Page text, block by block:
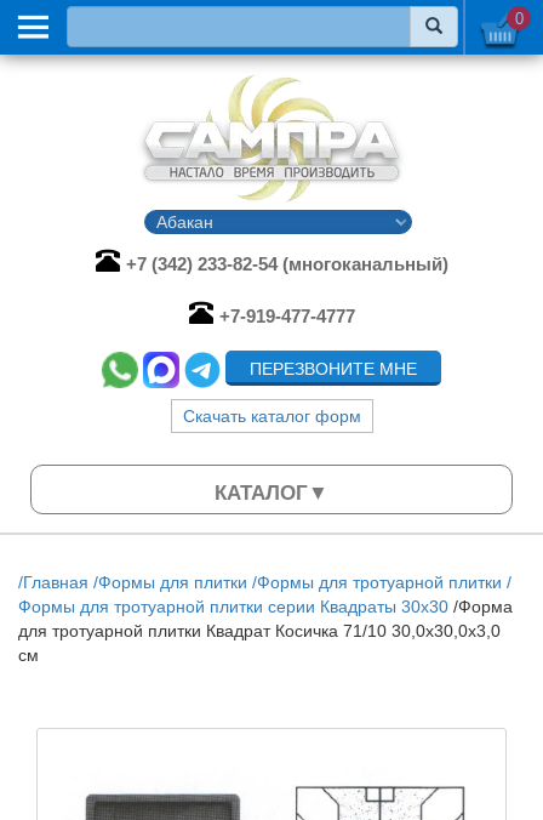
/Главная /Формы для плитки /Формы для тротуарной плитки /
Формы для тротуарной плитки серии Квадраты 30х30 /Форма
для тротуарной плитки Квадрат Косичка 71/10 30,0х30,0х3,0
см
+7 (342) 233-82-54 (многоканальный)
+7-919-477-4777
ПЕРЕЗВОНИТЕ МНЕ
Скачать каталог форм
0
КАТАЛОГ